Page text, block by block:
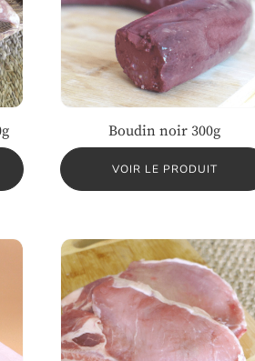
Boudin noir 300g
VOIR LE PRODUIT